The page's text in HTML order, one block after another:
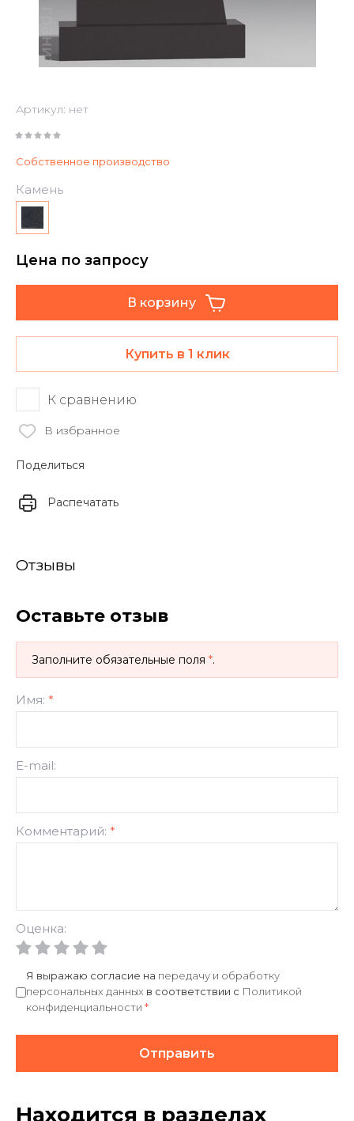
Артикул: нет
Собственное производство
Камень
Цена по запросу
В корзину
Купить в 1 клик
К сравнению
В избранное
Поделиться
Распечатать
Отзывы
Оставьте отзыв
Заполните обязательные поля *.
Имя: *
E-mail:
Комментарий: *
Оценка:
Я выражаю согласие на передачу и обработку
персональных данных в соответствии с Политикой
конфиденциальности *
Отправить
Находится в разделах